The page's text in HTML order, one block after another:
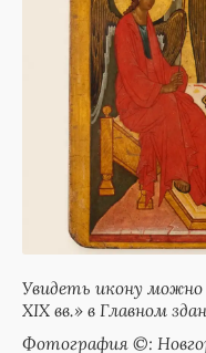
Увидеть икону можно
XIX вв.» в Главном
Фотография ©: